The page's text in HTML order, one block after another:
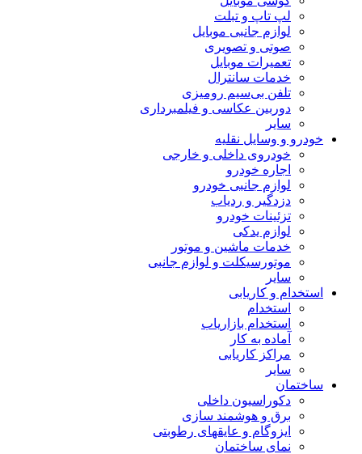
لپ تاپ و تبلت
لوازم جانبی موبایل
صوتی و تصویری
تعمیرات موبایل
خدمات سانترال
تلفن بی‌سیم رومیزی
دوربین عکاسی و فیلمبرداری
سایر
خودرو و وسایل نقلیه
خودروی داخلی و خارجی
اجاره خودرو
لوازم جانبی خودرو
دزدگیر و ردیاب
تزئینات خودرو
لوازم یدکی
خدمات ماشین و موتور
موتورسیکلت و لوازم جانبی
سایر
استخدام و کاریابی
استخدام
استخدام بازاریاب
آماده به کار
مراکز کاریابی
سایر
ساختمان
دکوراسیون داخلی
برق و هوشمند سازی
ایزوگام و عایقهای رطوبتی
نمای ساختمان